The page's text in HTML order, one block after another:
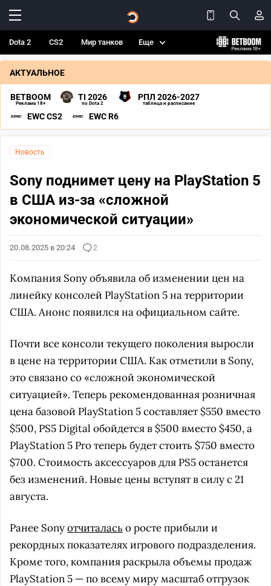
Dota 2 CS2 Мир танков Еще
АКТУАЛЬНОЕ
BETBOOM
Реклама 18+
TI 2026
по Dota 2
РПЛ 2026-2027
таблица и расписание
EWC CS2 EWC R6
Новость
Sony поднимет цену на PlayStation 5
в США из-за «сложной
экономической ситуации»
20.08.2025 в 20:24 2
Компания Sony объявила об изменении цен на
линейку консолей PlayStation 5 на территории
США. Анонс появился на официальном сайте.
Почти все консоли текущего поколения выросли
в цене на территории США. Как отметили в Sony,
это связано со «сложной экономической
ситуацией». Теперь рекомендованная розничная
цена базовой PlayStation 5 составляет $550 вместо
$500, PS5 Digital обойдется в $500 вместо $450, а
PlayStation 5 Pro теперь будет стоить $750 вместо
$700. Стоимость аксессуаров для PS5 останется
без изменений. Новые цены вступят в силу с 21
августа.
Ранее Sonyотчиталась о росте прибыли и
рекордных показателях игрового подразделения.
Кроме того, компания раскрыла объемы продаж
PlayStation 5 — по всему миру масштаб отгрузок